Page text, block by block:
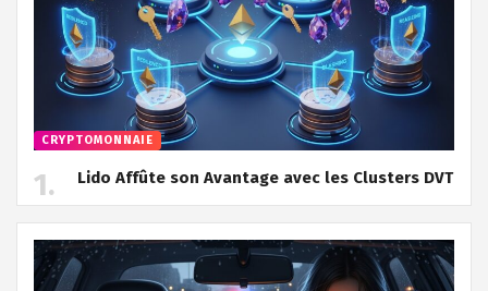
CRYPTOMONNAIE
Lido Affûte son Avantage avec les Clusters DVT